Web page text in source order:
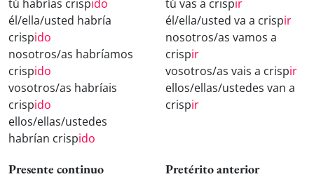
tú habrías crispido
él/ella/usted habría
crispido
nosotros/as habríamos
crispido
vosotros/as habríais
crispido
ellos/ellas/ustedes
habrían crispido
tú vas a crispir
él/ella/usted va a crispir
nosotros/as vamos a
crispir
vosotros/as vais a crispir
ellos/ellas/ustedes van a
crispir
Presente continuo Pretérito anterior